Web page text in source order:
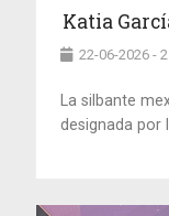
Katia
22-06-2026 -
La silbante
designada por